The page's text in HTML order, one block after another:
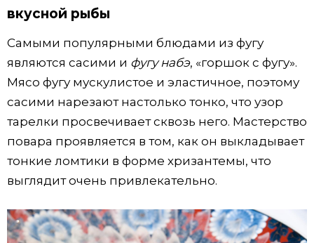
вкусной рыбы
Самыми популярными блюдами из фугу
являются сасими и фугу набэ, «горшок с фугу».
Мясо фугу мускулистое и эластичное, поэтому
сасими нарезают настолько тонко, что узор
тарелки просвечивает сквозь него. Мастерство
повара проявляется в том, как он выкладывает
тонкие ломтики в форме хризантемы, что
выглядит очень привлекательно.